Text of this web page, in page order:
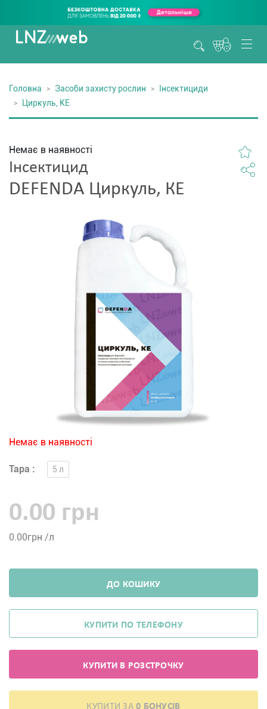
Головна Засоби захисту рослин
Інсектициди
Циркуль, КЕ
Немає в наявності
Інсектицид
DEFENDA Циркуль, КЕ
Немає в наявності
Тара : 5 л
0.00 грн
0.00грн /л
ДО КОШИКУ
КУПИТИ ПО ТЕЛЕФОНУ
КУПИТИ В РОЗСТРОЧКУ
КУПИТИ ЗА0 БОНУСІВ